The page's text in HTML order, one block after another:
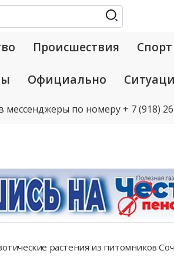
Происшествия Спорт
Официально
мессенджеры по номеру + 7 (918)
растения из питомников